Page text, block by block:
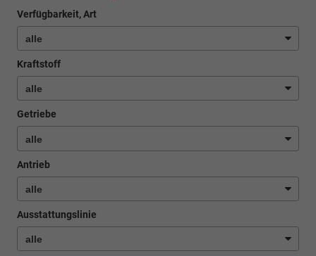
Verfügbarkeit, Art
Kraftstoff
Getriebe
Antrieb
Ausstattungslinie